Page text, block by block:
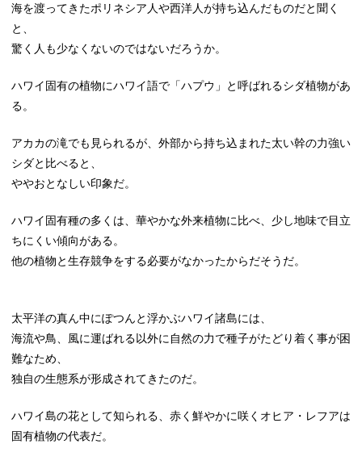
海を渡ってきたポリネシア人や西洋人が持ち込んだものだと聞く
と、
驚く人も少なくないのではないだろうか。
ハワイ固有の植物にハワイ語で「ハプウ」と呼ばれるシダ植物があ
る。
アカカの滝でも見られるが、外部から持ち込まれた太い幹の力強い
シダと比べると、
ややおとなしい印象だ。
ハワイ固有種の多くは、華やかな外来植物に比べ、少し地味で目立
ちにくい傾向がある。
他の植物と生存競争をする必要がなかったからだそうだ。
太平洋の真ん中にぽつんと浮かぶハワイ諸島には、
海流や鳥、風に運ばれる以外に自然の力で種子がたどり着く事が困
難なため、
独自の生態系が形成されてきたのだ。
ハワイ島の花として知られる、赤く鮮やかに咲くオヒア・レフアは
固有植物の代表だ。